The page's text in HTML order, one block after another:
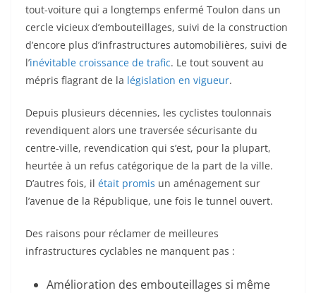
tout-voiture qui a longtemps enfermé Toulon dans un
cercle vicieux d’embouteillages, suivi de la construction
d’encore plus d’infrastructures automobilières, suivi de
l’inévitable croissance de trafic. Le tout souvent au
mépris flagrant de la législation en vigueur.
Depuis plusieurs décennies, les cyclistes toulonnais
revendiquent alors une traversée sécurisante du
centre-ville, revendication qui s’est, pour la plupart,
heurtée à un refus catégorique de la part de la ville.
D’autres fois, il était promis un aménagement sur
l’avenue de la République, une fois le tunnel ouvert.
Des raisons pour réclamer de meilleures
infrastructures cyclables ne manquent pas :
Amélioration des embouteillages si même